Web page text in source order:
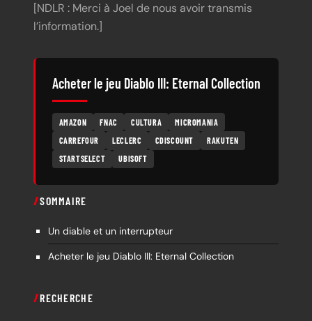
[NDLR : Merci à Joel de nous avoir transmis
l’information.]
Acheter le jeu Diablo III: Eternal Collection
AMAZON FNAC CULTURA
MICROMANIA
CARREFOUR
LECLERC CDISCOUNT
RAKUTEN
STARTSELECT
UBISOFT
SOMMAIRE
Un diable et un interrupteur
Acheter le jeu Diablo III: Eternal Collection
RECHERCHE